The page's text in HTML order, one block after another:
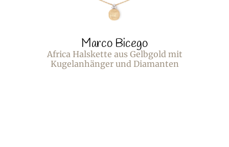
Marco Bicego
Africa Halskette aus Gelbgold mit
Kugelanhänger und Diamanten